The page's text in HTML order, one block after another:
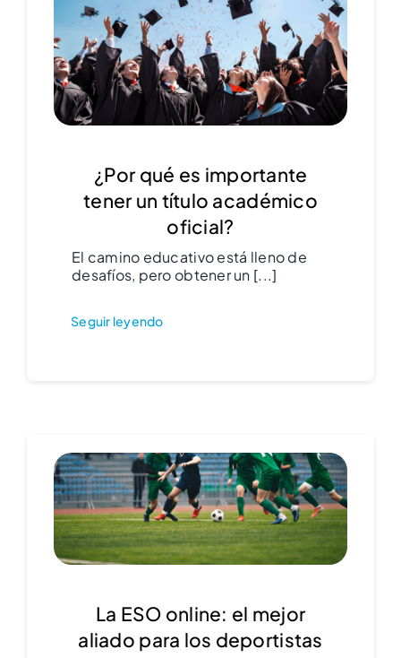
¿Por qué es importante
tener un título académico
oficial?
El camino educativo está lleno de
desafíos, pero obtener un [...]
Seguir leyendo
La ESO online: el mejor
aliado para los deportistas